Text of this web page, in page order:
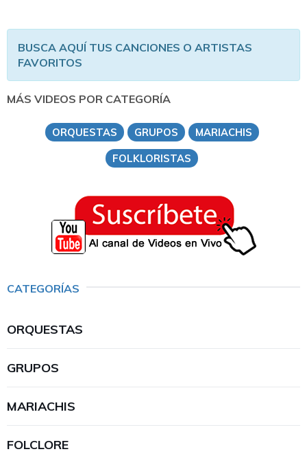
BUSCA AQUÍ TUS CANCIONES O ARTISTAS
FAVORITOS
MÁS VIDEOS POR CATEGORÍA
ORQUESTAS GRUPOS
MARIACHIS
FOLKLORISTAS
CATEGORÍAS
ORQUESTAS
GRUPOS
MARIACHIS
FOLCLORE